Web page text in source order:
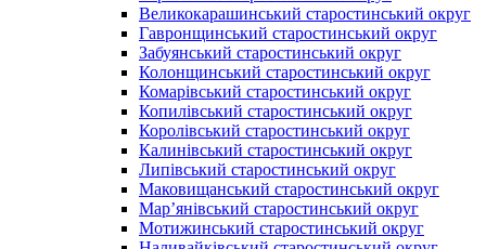
Великокарашинський старостинський округ
Гавронщинський старостинський округ
Забуянський старостинський округ
Колонщинський старостинський округ
Комарівський старостинський округ
Копилівський старостинський округ
Королівський старостинський округ
Калинівський старостинський округ
Липівський старостинський округ
Маковищанський старостинський округ
Мар’янівський старостинський округ
Мотижинський старостинський округ